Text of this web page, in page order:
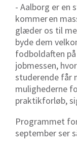
- Aalborg er en
kommer en
glæder os til
byde dem
fodboldaften
jobmessen,
studerende får
mulighederne
praktikforløb,
Programmet
september ser